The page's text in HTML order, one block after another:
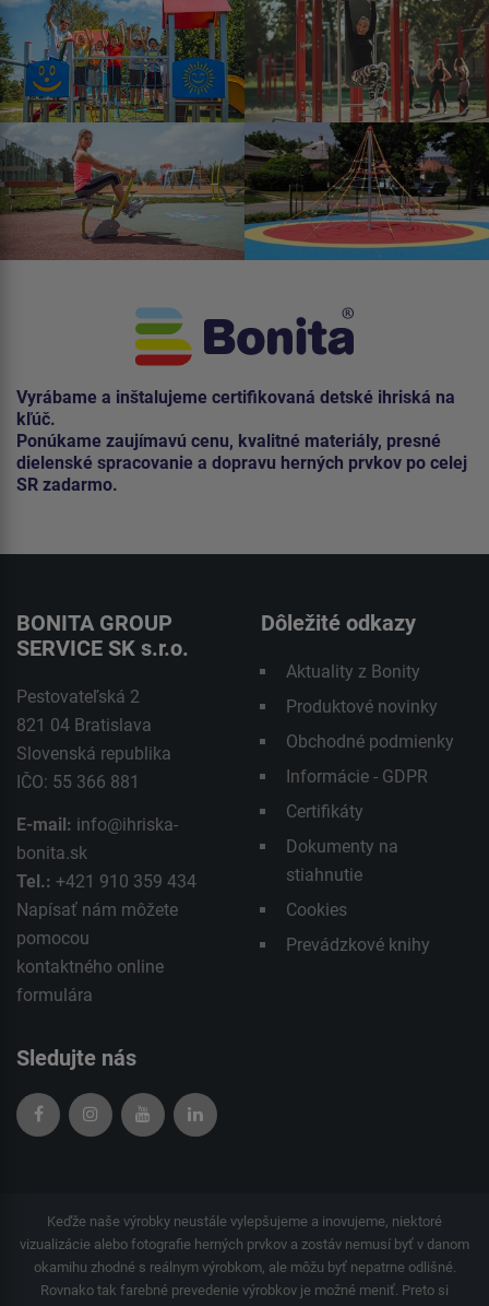
Vyrábame a inštalujeme certifikovaná detské ihriská na
kľúč.
Ponúkame zaujímavú cenu, kvalitné materiály, presné
dielenské spracovanie a dopravu herných prvkov po celej
SR zadarmo.
BONITA GROUP
SERVICE SK s.r.o.
Pestovateľská 2
821 04 Bratislava
Slovenská republika
IČO: 55 366 881
E-mail: info@ihriska-
bonita.sk
Tel.: +421 910 359 434
Napísať nám môžete
pomocou
kontaktného online
formulára
Dôležité odkazy
Aktuality z Bonity
Produktové novinky
Obchodné podmienky
Informácie - GDPR
Certifikáty
Dokumenty na
stiahnutie
Cookies
Prevádzkové knihy
Sledujte nás
Keďže naše výrobky neustále vylepšujeme a inovujeme, niektoré
vizualizácie alebo fotografie herných prvkov a zostáv nemusí byť v danom
okamihu zhodné s reálnym výrobkom, ale môžu byť nepatrne odlišné.
Rovnako tak farebné prevedenie výrobkov je možné meniť. Preto si